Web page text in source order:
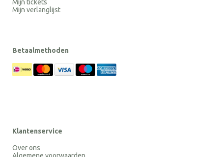
Mijn tickets
Mijn verlanglijst
Betaalmethoden
Klantenservice
Over ons